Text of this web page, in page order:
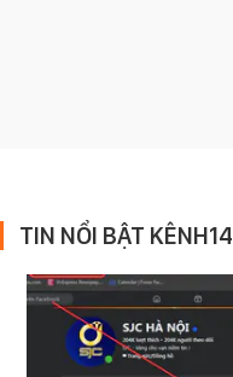
TIN NỔI BẬT KÊNH14